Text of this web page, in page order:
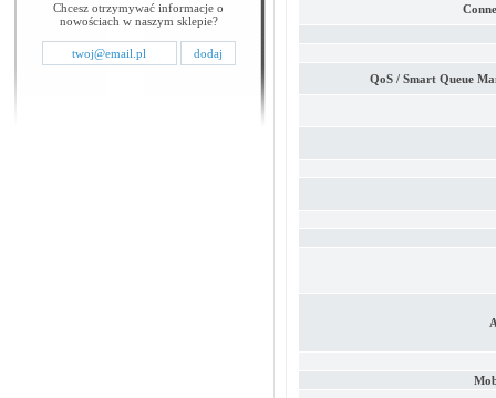
Chcesz otrzymywać informacje o
nowościach w naszym sklepie?
QoS / Smart Queue